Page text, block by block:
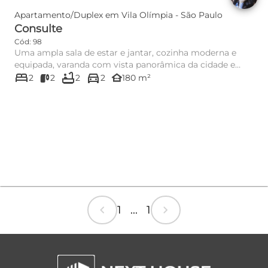
Apartamento/Duplex em Vila Olímpia - São Paulo
Consulte
Cód: 98
Uma ampla sala de estar e jantar, cozinha moderna e
equipada, varanda com vista panorâmica da cidade e
uma área de servi...
bed2 2 bathtub2 directions_car2 other_houses180 m²
chevron_left 1 ... 1 chevron_right